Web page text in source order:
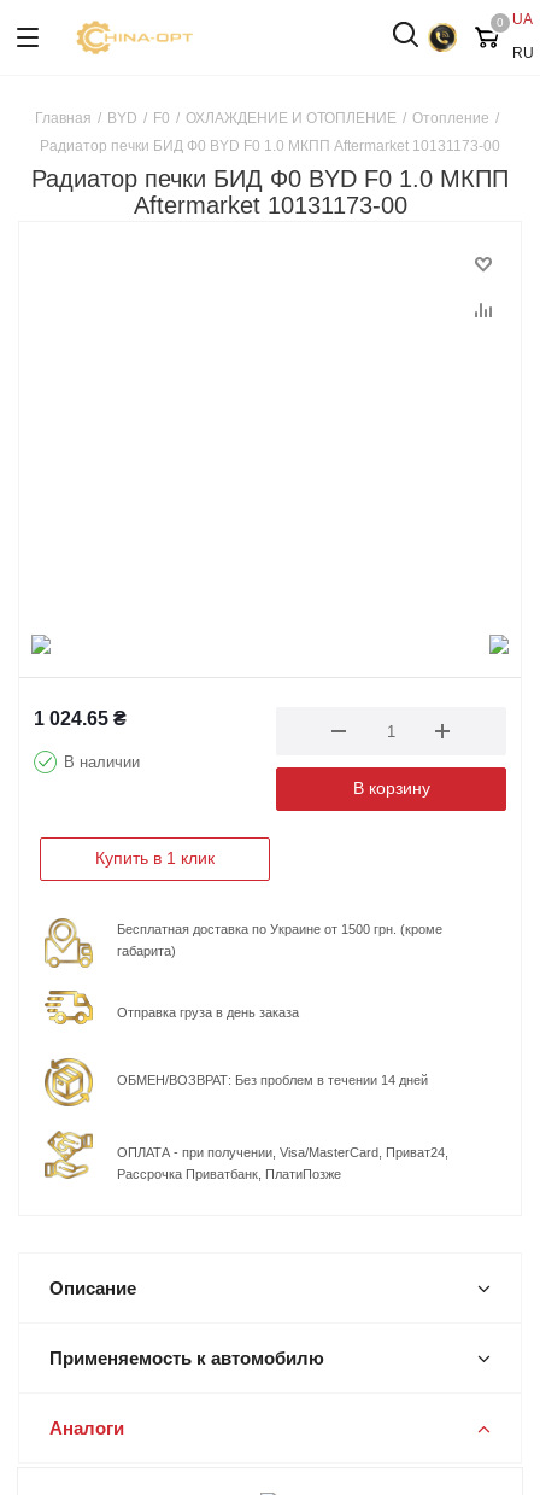
UA
RU
0
Главная / BYD / F0 / ОХЛАЖДЕНИЕ И ОТОПЛЕНИЕ / Отопление /
Радиатор печки БИД Ф0 BYD F0 1.0 МКПП Aftermarket 10131173-00
Радиатор печки БИД Ф0 BYD F0 1.0 МКПП
Aftermarket 10131173-00
1 024.65 ₴
В наличии
В корзину
Купить в 1 клик
Бесплатная доставка по Украине от 1500 грн. (кроме
габарита)
Отправка груза в день заказа
ОБМЕН/ВОЗВРАТ: Без проблем в течении 14 дней
ОПЛАТА - при получении, Visa/MasterCard, Приват24,
Рассрочка Приватбанк, ПлатиПозже
Описание
Применяемость к автомобилю
Аналоги